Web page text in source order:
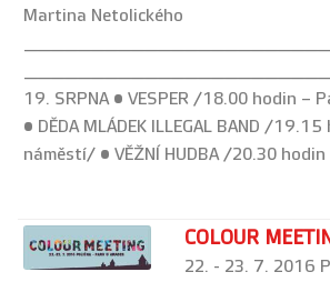
Martina Netolického
19. SRPNA • VESPER /18.00 hodin –
• DĚDA MLÁDEK ILLEGAL BAND /
náměstí/ • VĚŽNÍ HUDBA /20.30
COLOUR
22. - 23. 7. 2016